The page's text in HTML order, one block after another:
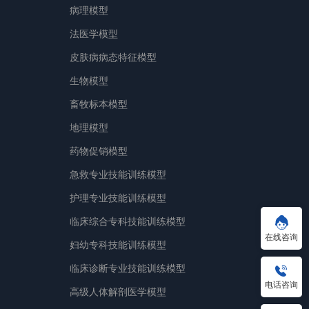
病理模型
法医学模型
皮肤病病态特征模型
生物模型
畜牧标本模型
地理模型
药物促销模型
急救专业技能训练模型
护理专业技能训练模型
临床综合专科技能训练模型
妇幼专科技能训练模型
临床诊断专业技能训练模型
高级人体解剖医学模型
在线咨询
电话咨询